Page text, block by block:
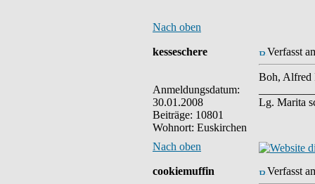
Nach oben
kesseschere
Anmeldungsdatum:
30.01.2008
Beiträge: 10801
Wohnort: Euskirchen
Verfasst
Boh, Alfred
Lg. Marita
Nach oben
cookiemuffin Verfasst